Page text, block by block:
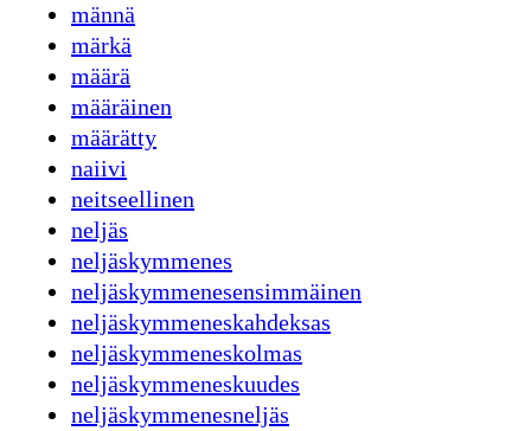
männä
märkä
määrä
määräinen
määrätty
naiivi
neitseellinen
neljäs
neljäskymmenes
neljäskymmenesensimmäinen
neljäskymmeneskahdeksas
neljäskymmeneskolmas
neljäskymmeneskuudes
neljäskymmenesneljäs